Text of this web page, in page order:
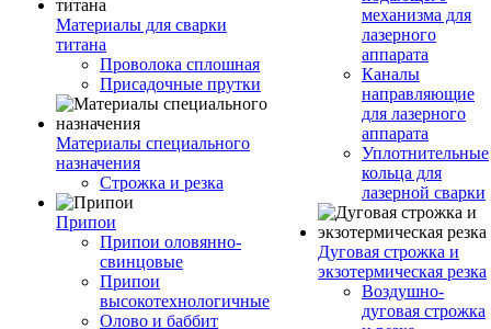
Материалы для сварки
титана
Проволока сплошная
Присадочные прутки
Материалы специального
назначения
Строжка и резка
Припои
Припои оловянно-
свинцовые
Припои
высокотехнологичные
Олово и баббит
механизма для
лазерного
аппарата
Каналы
направляющие
для лазерного
аппарата
Уплотнительные
кольца для
лазерной сварки
Дуговая строжка и
экзотермическая резка
Воздушно-
дуговая строжка